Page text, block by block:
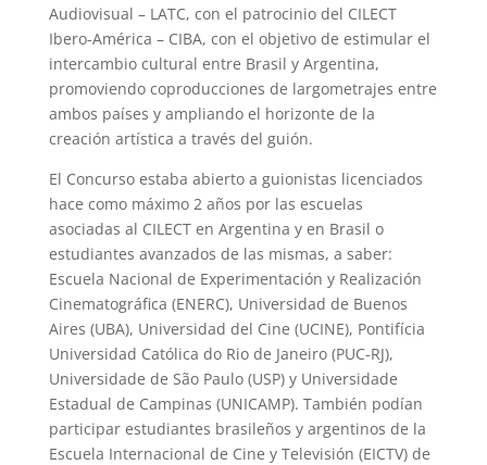
Audiovisual – LATC, con el patrocinio del CILECT
Ibero-América – CIBA, con el objetivo de estimular el
intercambio cultural entre Brasil y Argentina,
promoviendo coproducciones de largometrajes entre
ambos países y ampliando el horizonte de la
creación artística a través del guión.
El Concurso estaba abierto a guionistas licenciados
hace como máximo 2 años por las escuelas
asociadas al CILECT en Argentina y en Brasil o
estudiantes avanzados de las mismas, a saber:
Escuela Nacional de Experimentación y Realización
Cinematográfica (ENERC), Universidad de Buenos
Aires (UBA), Universidad del Cine (UCINE), Pontifícia
Universidad Católica do Rio de Janeiro (PUC-RJ),
Universidade de São Paulo (USP) y Universidade
Estadual de Campinas (UNICAMP). También podían
participar estudiantes brasileños y argentinos de la
Escuela Internacional de Cine y Televisión (EICTV) de